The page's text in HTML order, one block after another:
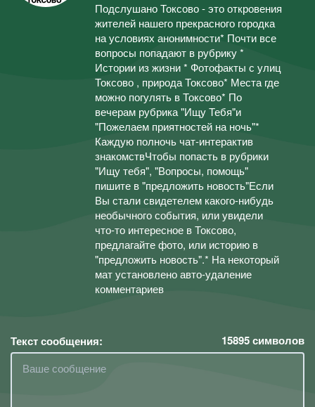
Подслушано Токсово - это откровения
жителей нашего прекрасного городка
на условиях анонимности* Почти все
вопросы попадают в рубрику *
Истории из жизни * Фотофакты с улиц
Токсово , природа Токсово* Места где
можно погулять в Токсово* По
вечерам рубрика "Ищу Тебя"и
"Пожелаем приятностей на ночь"*
Каждую полночь чат-интерактив
знакомствЧтобы попасть в рубрики
"Ищу тебя", "Вопросы, помощь"
пишите в "предложить новость"Если
Вы стали свидетелем какого-нибудь
необычного события, или увидели
что-то интересное в Токсово,
предлагайте фото, или историю в
"предложить новость".* На некоторый
мат установлено авто-удаление
комментариев
Текст сообщения: 15895символов